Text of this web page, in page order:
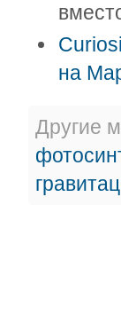
на
Другие